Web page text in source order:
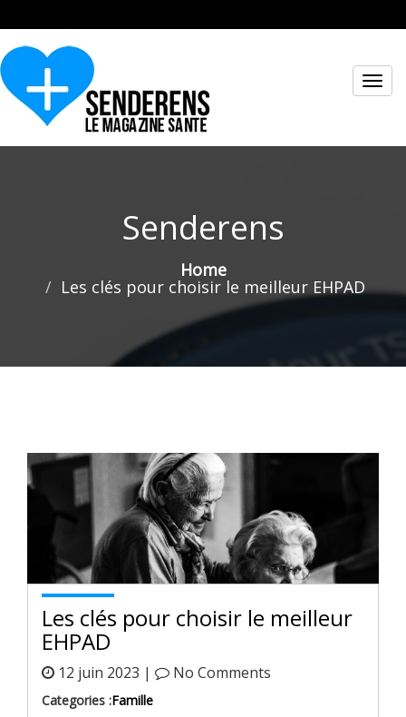
Senderens
Home
Les clés pour choisir le meilleur EHPAD
Les clés pour choisir le meilleur
EHPAD
12 juin 2023 | No Comments
Categories :Famille